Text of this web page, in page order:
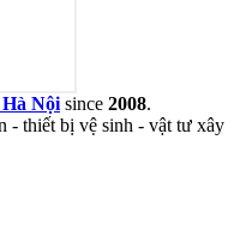
Nội since 2008.
- thiết bị vệ sinh - vật tư xây